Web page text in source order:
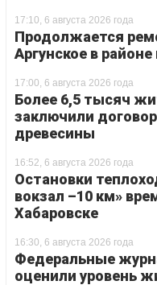
17:10, 6 августа 2026 года
Продолжается
Аргунское в
17:00, 6 августа 2026 года
Более 6,5 тысяч
заключили
древесины
16:52, 6 августа 2026 года
Остановки
вокзал –10 км»
Хабаровске
16:30, 6 августа 2026 года
Федеральные
оценили уровень